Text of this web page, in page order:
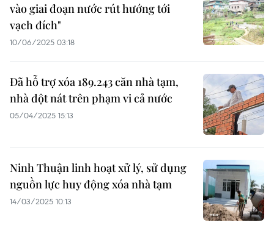
vào giai đoạn nước rút hướng tới
vạch đích"
10/06/2025 03:18
Đã hỗ trợ xóa 189.243 căn nhà tạm,
nhà dột nát trên phạm vi cả nước
05/04/2025 15:13
Ninh Thuận linh hoạt xử lý, sử dụng
nguồn lực huy động xóa nhà tạm
14/03/2025 10:13